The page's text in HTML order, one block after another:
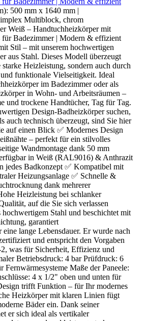
500 mm x 1640 mm |
Multiblock, chrom
Weiß – Handtuchheizkörper mit
für Badezimmer | Modern & effizient
Stil – mit unserem hochwertigen
aus Stahl. Dieses Modell überzeugt
Heizleistung, sondern auch durch
funktionale Vielseitigkeit. Ideal
im Badezimmer oder als
in Wohn- und Arbeitsräumen –
und trockene Handtücher, Tag für Tag.
Design-Badheizkörper suchen,
auch technisch überzeugt, sind Sie hier
auf einen Blick ✅ Modernes Design
– perfekt für ein stilvolles
Wandmontage dank 50 mm
in Weiß (RAL9016) & Anthrazit
jedes Badkonzept ✅ Kompatibel mit
Heizungsanlage ✅ Schnelle &
dank mehrerer
Heizleistung bei schlanker
auf die Sie sich verlassen
Stahl und beschichtet mit
garantiert
lange Lebensdauer. Er wurde nach
und entspricht den Vorgaben
was für Sicherheit, Effizienz und
Betriebsdruck: 4 bar Prüfdruck: 6
Fernwärmesysteme Maße der Paneele:
4 x 1/2" oben und unten für
trifft Funktion – für Ihr modernes
Heizkörper mit klaren Linien fügt
Bäder ein. Dank seiner
er sich ideal als vertikaler